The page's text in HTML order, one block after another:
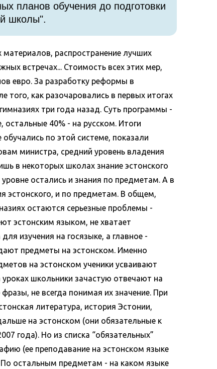
планов обучения до подготовки
школы".
распространение лучших
встречах... Стоимость всех этих мер,
евро. За разработку реформы в
того, как разочаровались в первых итогах
три года назад. Суть программы -
40% - на русском. Итоги
по этой системе, показали
министра, средний уровень владения
в некоторых школах знание эстонского
остались и знания по предметам. А в
эстонского, и по предметам. В общем,
остаются серьезные проблемы -
эстонским языком, не хватает
изучения на госязыке, а главное -
предметы на эстонском. Именно
на эстонском ученики усваивают
школьники зачастую отвечают на
не всегда понимая их значение. При
литература, история Эстонии,
на эстонском (они обязательные к
года). Но из списка “обязательных”
(ее преподавание на эстонском языке
остальным предметам - на каком языке